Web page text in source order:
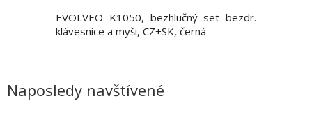
EVOLVEO K1050, bezhlučný set bezdr.
klávesnice a myši, CZ+SK, černá
Naposledy navštívené